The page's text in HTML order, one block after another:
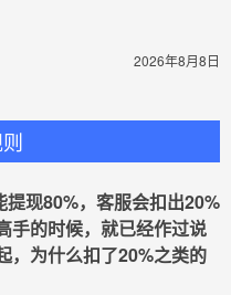
2026年8月8日
现80%，客服会扣出20%
手的时候，就已经作过说
，为什么扣了20%之类的